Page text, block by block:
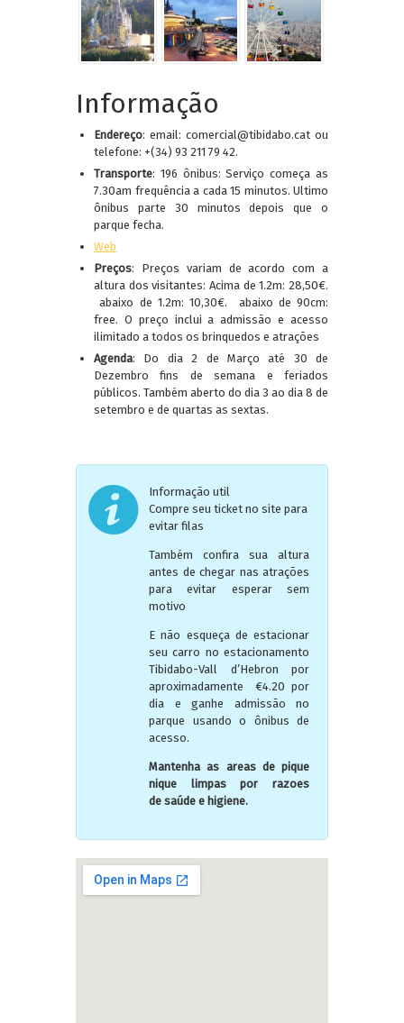
Informação
Endereço: email: comercial@tibidabo.cat ou
telefone: +(34) 93 211 79 42.
Transporte: 196 ônibus: Serviço começa as
7.30am frequência a cada 15 minutos. Ultimo
ônibus parte 30 minutos depois que o
parque fecha.
Web
Preços: Preços variam de acordo com a
altura dos visitantes: Acima de 1.2m: 28,50€.
abaixo de 1.2m: 10,30€. abaixo de 90cm:
free. O preço inclui a admissão e acesso
ilimitado a todos os brinquedos e atrações
Agenda: Do dia 2 de Março até 30 de
Dezembro fins de semana e feriados
públicos. Também aberto do dia 3 ao dia 8 de
setembro e de quartas as sextas.
Informação util
Compre seu ticket no site para
evitar filas
Também confira sua altura
antes de chegar nas atrações
para evitar esperar sem
motivo
E não esqueça de estacionar
seu carro no estacionamento
Tibidabo-Vall d’Hebron por
aproximadamente €4.20 por
dia e ganhe admissão no
parque usando o ônibus de
acesso.
Mantenha as areas de pique
nique limpas por razoes
de saúde e higiene.